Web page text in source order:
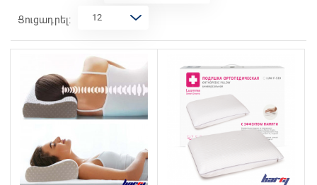
Ցուցադրել: